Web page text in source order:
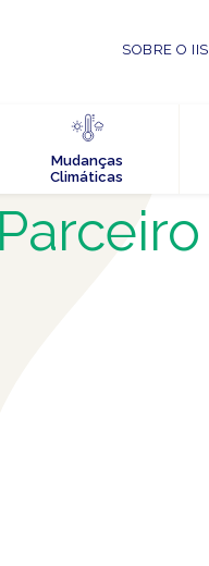
SOBRE O IIS
Mudanças
Climáticas